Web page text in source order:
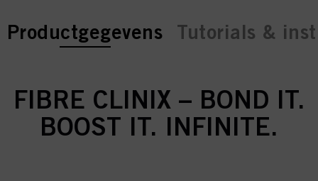
current tab:
current tab:
Productgegevens Tutorials &
FIBRE CLINIX – BOND IT.
BOOST IT. INFINITE.